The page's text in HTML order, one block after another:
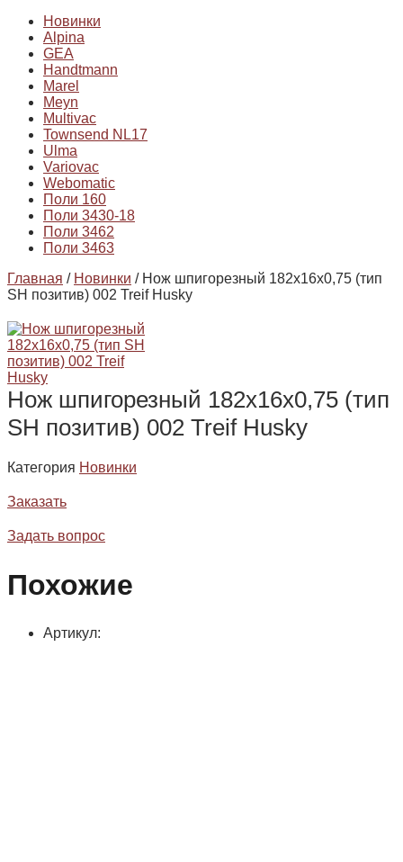
Новинки
Alpina
GEA
Handtmann
Marel
Meyn
Multivac
Townsend NL17
Ulma
Variovac
Webomatic
Поли 160
Поли 3430-18
Поли 3462
Поли 3463
Главная / Новинки / Нож шпигорезный 182х16х0,75 (тип
SH позитив) 002 Treif Husky
Нож шпигорезный 182х16х0,75 (тип
SH позитив) 002 Treif Husky
Категория Новинки
Заказать
Задать вопрос
Похожие
Артикул: